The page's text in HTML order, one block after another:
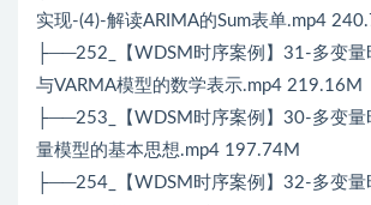
实现-(4)-解读ARIMA的Sum表单.mp4
├──252_【WDSM时序案例】31-多变量
与VARMA模型的数学表示.mp4 219.16M
├──253_【WDSM时序案例】30-多变量
量模型的基本思想.mp4 197.74M
├──254_【WDSM时序案例】32-多变量